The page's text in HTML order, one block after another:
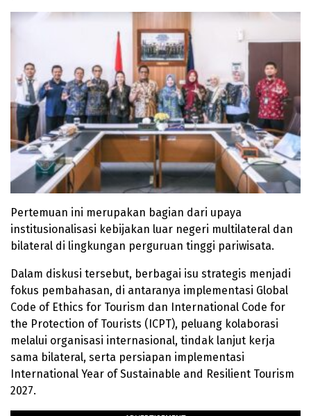
Pertemuan ini merupakan bagian dari upaya
institusionalisasi kebijakan luar negeri multilateral dan
bilateral di lingkungan perguruan tinggi pariwisata.
Dalam diskusi tersebut, berbagai isu strategis menjadi
fokus pembahasan, di antaranya implementasi Global
Code of Ethics for Tourism dan International Code for
the Protection of Tourists (ICPT), peluang kolaborasi
melalui organisasi internasional, tindak lanjut kerja
sama bilateral, serta persiapan implementasi
International Year of Sustainable and Resilient Tourism
2027.